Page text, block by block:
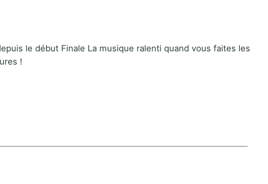
le début Finale La musique ralenti quand vous faites les
!